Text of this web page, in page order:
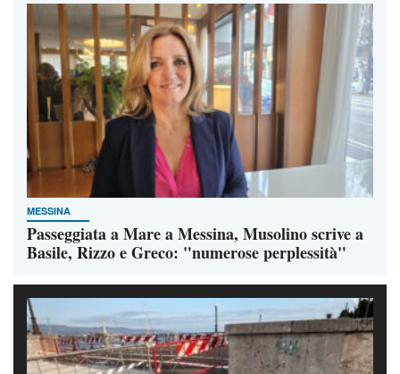
MESSINA
Passeggiata a Mare a Messina, Musolino scrive a
Basile, Rizzo e Greco: "numerose perplessità"